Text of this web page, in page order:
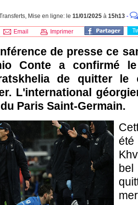
Mise en ligne: le 11/01/2025 à 15h13 -
Email Imprimer
de presse ce
Conte a confirmé
de quitter
L'international
Paris Saint-Germain.